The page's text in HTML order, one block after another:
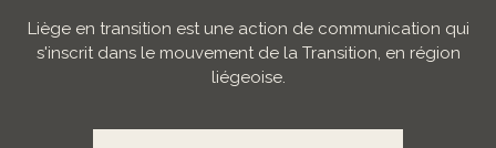
Liège en transition est une action de communication qui
s'inscrit dans le mouvement de la Transition, en région
liégeoise.